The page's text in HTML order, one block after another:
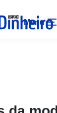
Menu